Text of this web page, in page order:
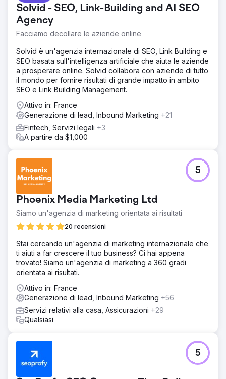
Solvid - SEO, Link-Building and AI SEO
Agency
Facciamo decollare le aziende online
Solvid è un'agenzia internazionale di SEO, Link Building e
SEO basata sull'intelligenza artificiale che aiuta le aziende
a prosperare online. Solvid collabora con aziende di tutto
il mondo per fornire risultati di grande impatto in ambito
SEO e Link Building Management.
Attivo in: France
Generazione di lead, Inbound Marketing +21
Fintech, Servizi legali +3
A partire da $1,000
Phoenix Media Marketing Ltd
Siamo un'agenzia di marketing orientata ai risultati
20 recensioni
5
Stai cercando un'agenzia di marketing internazionale che
ti aiuti a far crescere il tuo business? Ci hai appena
trovato! Siamo un'agenzia di marketing a 360 gradi
orientata ai risultati.
Attivo in: France
Generazione di lead, Inbound Marketing +56
Servizi relativi alla casa, Assicurazioni +29
Qualsiasi
5